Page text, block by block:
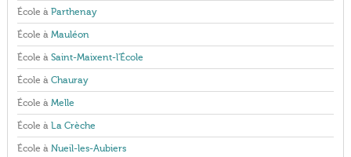
École à Parthenay
École à Mauléon
École à Saint-Maixent-l'École
École à Chauray
École à Melle
École à La Crèche
École à Nueil-les-Aubiers